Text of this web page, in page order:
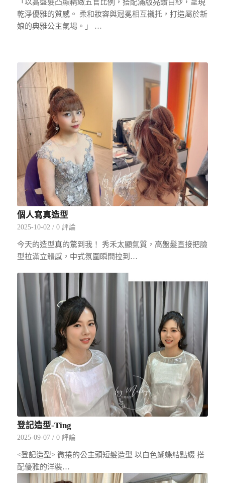
「以高盤髮凸顯精緻五官比例，搭配滿版亮鑽白紗，呈現
乾淨優雅的質感。 柔和妝容與冠冕相互襯托，打造屬於新
娘的典雅公主氣場。」 …
個人寫真造型
2025-10-02 / 0 評論
今天的造型真的驚到我！ 秀禾太顯氣質，高盤髮直接把臉
型拉滿立體感，中式氛圍瞬間拉到…
登記造型-Ting
2025-09-07 / 0 評論
<登記造型> 微捲的公主頭短髮造型 以白色蝴蝶結點綴 搭
配優雅的洋裝…